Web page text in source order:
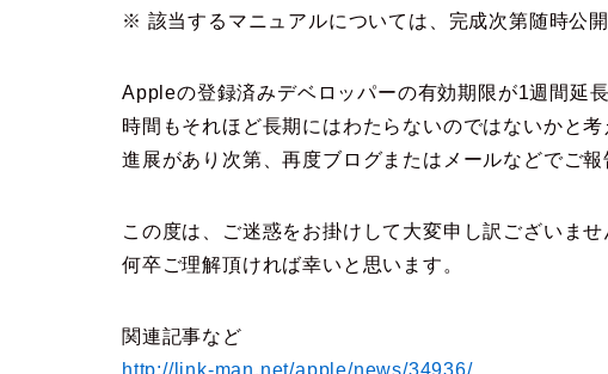
※ 該当するマニュアルについては、完成次第随時公開
Appleの登録済みデベロッパーの有効期限が1週間延
時間もそれほど長期にはわたらないのではないかと考
進展があり次第、再度ブログまたはメールなどでご報
この度は、ご迷惑をお掛けして大変申し訳ございませ
何卒ご理解頂ければ幸いと思います。
関連記事など
http://link-man.net/apple/news/34936/